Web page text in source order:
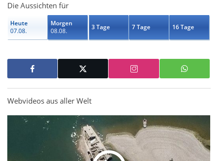
Die Aussichten für
Heute
07.08.
Morgen
08.08.
3 Tage 7 Tage 16 Tage
Webvideos aus aller Welt